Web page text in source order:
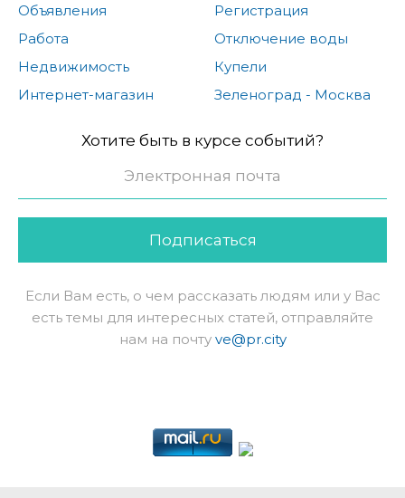
Объявления
Работа
Недвижимость
Интернет-магазин
Регистрация
Отключение воды
Купели
Зеленоград - Москва
Хотите быть в курсе событий?
Подписаться
Если Вам есть, о чем рассказать людям или у Вас
есть темы для интересных статей, отправляйте
нам на почту ve@pr.city